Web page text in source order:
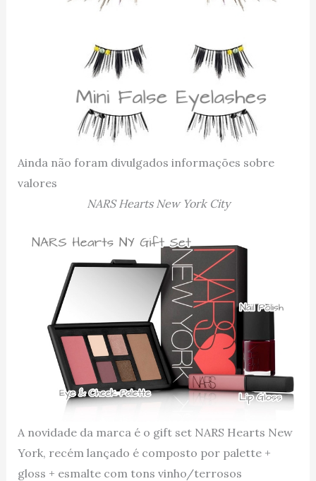
Ainda não foram divulgados informações sobre
valores
NARS Hearts New York City
A novidade da marca é o gift set NARS Hearts New
York, recém lançado é composto por palette +
gloss + esmalte com tons vinho/terrosos